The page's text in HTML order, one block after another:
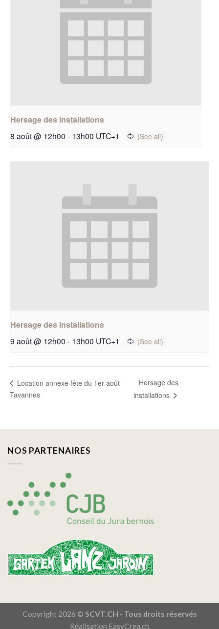
Hersage des installations
8 août @ 12h00 - 13h00 UTC+1
Hersage des installations
9 août @ 12h00 - 13h00 UTC+1
Location annexe fête du 1er août
Tavannes
Hersage des
installations
NOS PARTENAIRES
Copyright 2026 © SCVT.CH - Tous droits réservés
Réalisation EasyCrea.ch